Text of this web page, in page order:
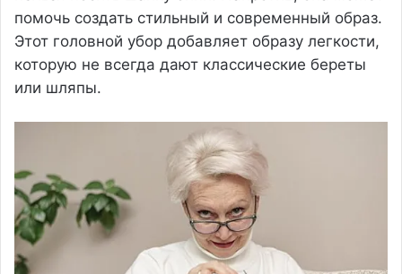
помочь создать стильный и современный образ.
Этот головной убор добавляет образу легкости,
которую не всегда дают классические береты
или шляпы.